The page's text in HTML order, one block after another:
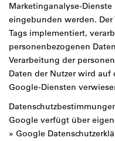
Marketinganalyse-
eingebunden werden. Der
Tags implementiert,
personenbezogenen
Verarbeitung der
Daten der Nutzer wird
Google-Diensten
Google verfügt über
» Google